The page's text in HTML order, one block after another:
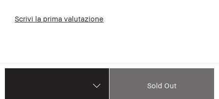
Scrivi la prima valutazione
Sold Out